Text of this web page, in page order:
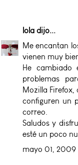
lola dijo...
Me encantan
vienen muy
He
problemas
Mozilla Firefox,
configuren un
correo.
Saludos y
esté un poco
mayo 01, 2009